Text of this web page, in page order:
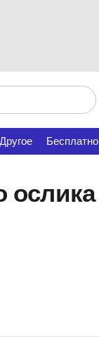
Другое Бесплатно
ослика